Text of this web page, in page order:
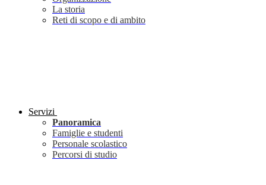
La storia
Reti di scopo e di ambito
Servizi
Panoramica
Famiglie e studenti
Personale scolastico
Percorsi di studio